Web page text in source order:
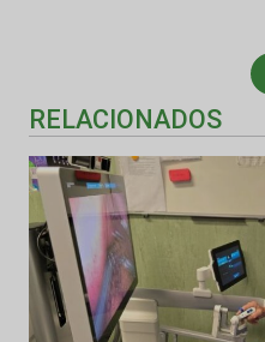
RELACIONADOS